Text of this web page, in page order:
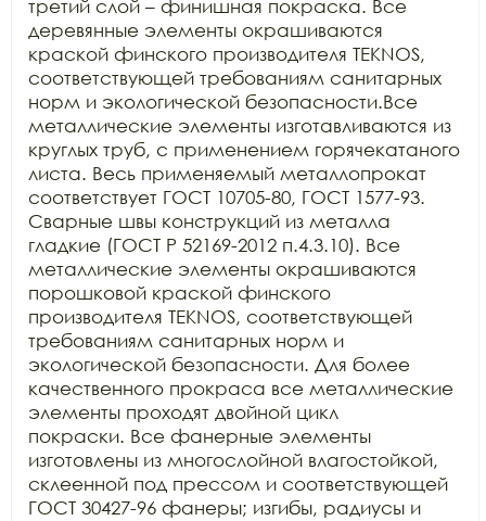
третий слой – финишная покраска. Все
деревянные элементы окрашиваются
краской финского производителя TEKNOS,
соответствующей требованиям санитарных
норм и экологической безопасности.Все
металлические элементы изготавливаются из
круглых труб, с применением горячекатаного
листа. Весь применяемый металлопрокат
соответствует ГОСТ 10705-80, ГОСТ 1577-93.
Сварные швы конструкций из металла
гладкие (ГОСТ Р 52169-2012 п.4.3.10). Все
металлические элементы окрашиваются
порошковой краской финского
производителя TEKNOS, соответствующей
требованиям санитарных норм и
экологической безопасности. Для более
качественного прокраса все металлические
элементы проходят двойной цикл
покраски. Все фанерные элементы
изготовлены из многослойной влагостойкой,
склеенной под прессом и соответствующей
ГОСТ 30427-96 фанеры; изгибы, радиусы и